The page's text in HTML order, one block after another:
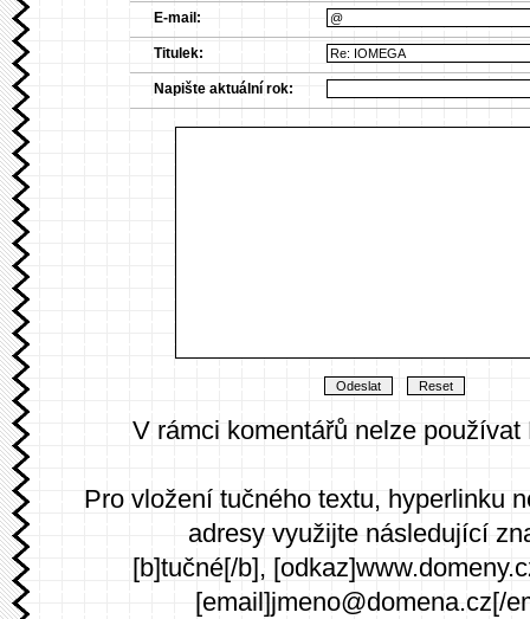
E-mail:
Titulek:
Napište aktuální rok:
V rámci komentářů nelze používat
Pro vložení tučného textu, hyperlinku
adresy využijte následující
[b]tučné[/b],
[email]jmeno@domena.cz[/